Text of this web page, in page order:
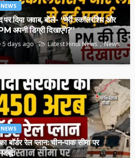
NEWS
दिया जवाब, बोले- “मेरी स्कॉलरशिप और
अपनी डिग्री दिखाएंगे?”
5 days ago Latest Hindi News
News
NEWS
बॉर्डर रेल प्लान: चीन-पाक सीमा पर